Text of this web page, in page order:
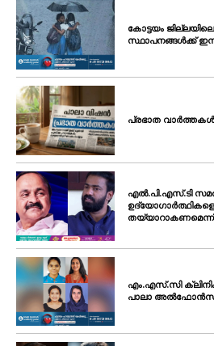
കോട്ടയം
സ്ഥാപനങ്ങൾക്ക്
പ്രഭാത വാർത്തകൾ
എൽ.പി.എസ്.ടി
എം.എസ്.സി
പാലാ അൽഫോൻസാ